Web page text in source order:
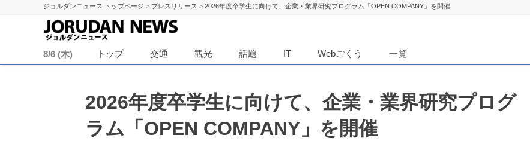
ジョルダンニュース トップページ > プレスリリース > 2026年度卒学生に向けて、企業・業界研究プログラム「OPEN COMPANY」を開催
8/6 (木) トップ 交通 観光 話題 IT Webごくう 一覧
2026年度卒学生に向けて、企業・業界研究プログ
ラム「OPEN COMPANY」を開催